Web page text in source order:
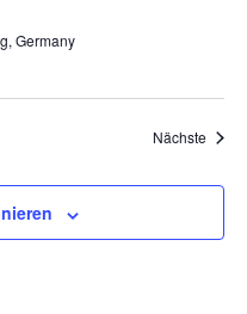
Germany
Nächste